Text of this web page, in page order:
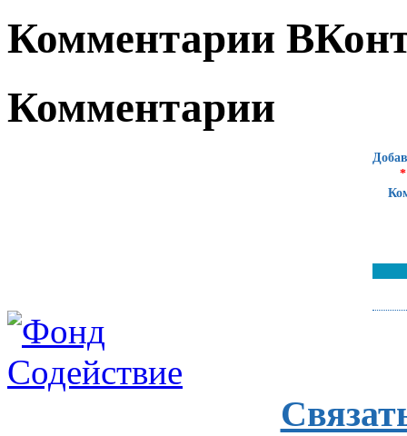
Комментарии
Комментарии
*